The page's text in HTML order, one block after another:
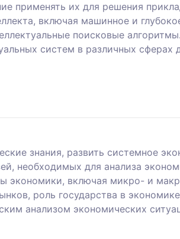
применять их для решения
включая машинное и
поисковые
систем в различных сферах
знания, развить системное
необходимых для анализа
экономики, включая микро- и
роль государства в
анализом экономических